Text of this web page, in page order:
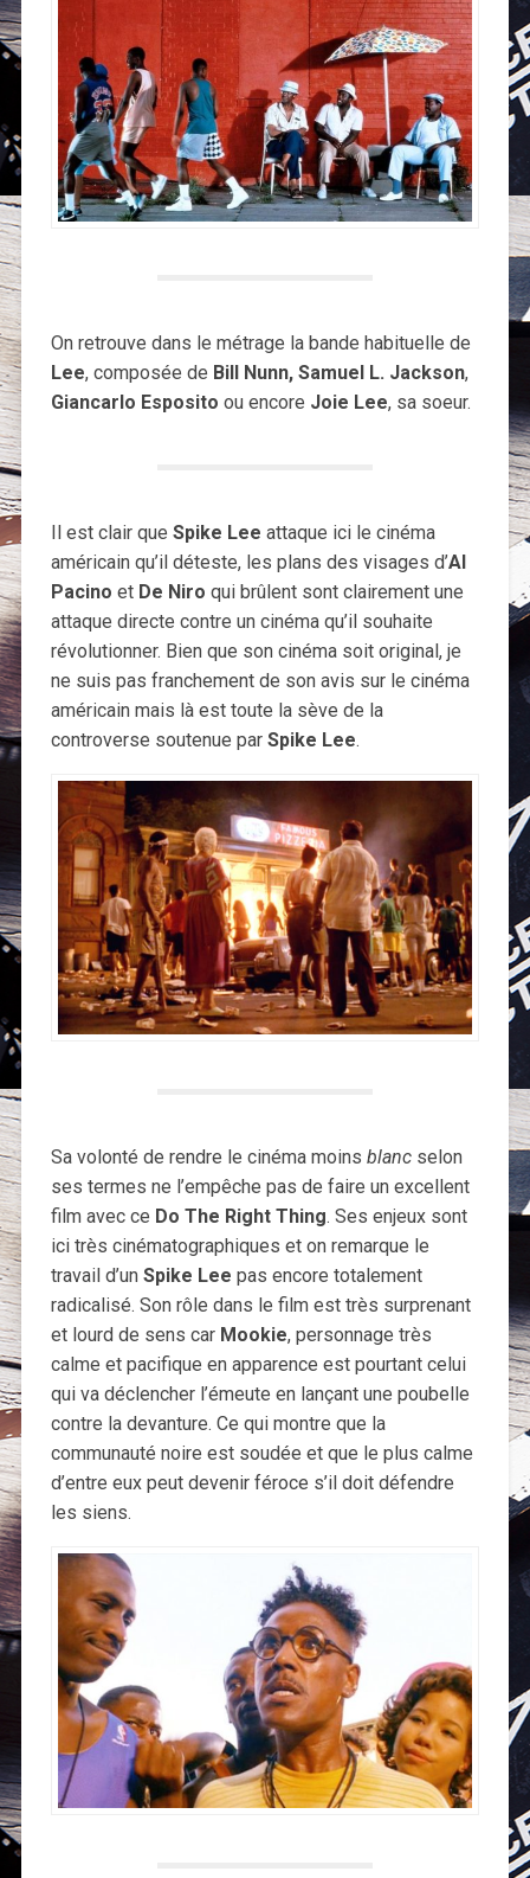
On retrouve dans le métrage la bande habituelle de
Lee, composée de Bill Nunn, Samuel L. Jackson,
Giancarlo Esposito ou encore Joie Lee, sa soeur.
Il est clair que Spike Lee attaque ici le cinéma
américain qu’il déteste, les plans des visages d’Al
Pacino et De Niro qui brûlent sont clairement une
attaque directe contre un cinéma qu’il souhaite
révolutionner. Bien que son cinéma soit original, je
ne suis pas franchement de son avis sur le cinéma
américain mais là est toute la sève de la
controverse soutenue par Spike Lee.
Sa volonté de rendre le cinéma moins blancselon
ses termes ne l’empêche pas de faire un excellent
film avec ce Do The Right Thing. Ses enjeux sont
ici très cinématographiques et on remarque le
travail d’unSpike Lee pas encore totalement
radicalisé. Son rôle dans le film est très surprenant
et lourd de sens car Mookie, personnage très
calme et pacifique en apparence est pourtant celui
qui va déclencher l’émeute en lançant une poubelle
contre la devanture. Ce qui montre que la
communauté noire est soudée et que le plus calme
d’entre eux peut devenir féroce s’il doit défendre
les siens.